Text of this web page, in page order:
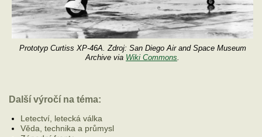
Prototyp Curtiss XP-46A. Zdroj: San Diego Air and Space Museum
Archive via Wiki Commons.
Další výročí na téma:
Letectví, letecká válka
Věda, technika a průmysl